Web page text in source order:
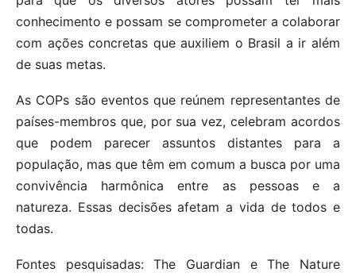
conhecimento e possam se comprometer a colaborar
com ações concretas que auxiliem o Brasil a ir além
de suas metas.
As COPs são eventos que reúnem representantes de
países-membros que, por sua vez, celebram acordos
que podem parecer assuntos distantes para a
população, mas que têm em comum a busca por uma
convivência harmônica entre as pessoas e a
natureza. Essas decisões afetam a vida de todos e
todas.
Fontes pesquisadas: The Guardian e The Nature